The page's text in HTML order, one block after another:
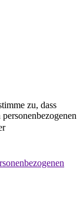
zu, dass